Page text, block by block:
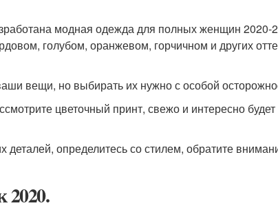
модная одежда для полных женщин 2020-
голубом, оранжевом, горчичном и других
вещи, но выбирать их нужно с особой
цветочный принт, свежо и интересно
определитесь со стилем, обратите
2020.